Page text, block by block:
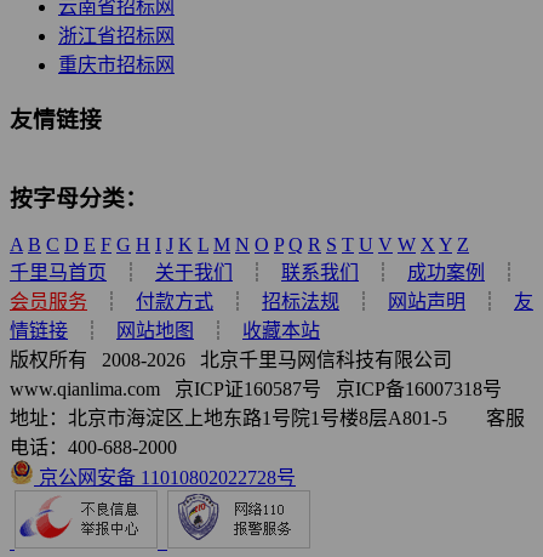
云南省招标网
浙江省招标网
重庆市招标网
友情链接
按字母分类：
A B C D E F G H I J K L M N O P Q R S T U V W X Y Z
千里马首页
┊ 关于我们 ┊ 联系我们 ┊ 成功案例
┊
会员服务 ┊ 付款方式 ┊ 招标法规 ┊ 网站声明 ┊ 友
情链接 ┊ 网站地图 ┊ 收藏本站
版权所有 2008-2026 北京千里马网信科技有限公司
www.qianlima.com 京ICP证160587号 京ICP备16007318号
地址：北京市海淀区上地东路1号院1号楼8层A801-5 客服
电话：400-688-2000
京公网安备 11010802022728号